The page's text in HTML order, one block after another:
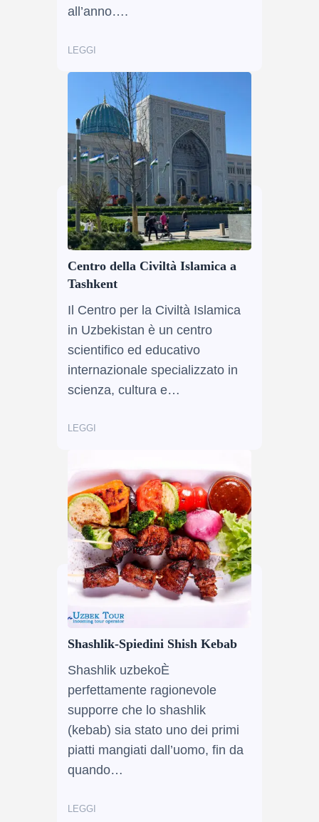
all’anno….
LEGGI
Centro della Civiltà Islamica a
Tashkent
Il Centro per la Civiltà Islamica
in Uzbekistan è un centro
scientifico ed educativo
internazionale specializzato in
scienza, cultura e…
LEGGI
Shashlik-Spiedini Shish Kebab
Shashlik uzbekoÈ
perfettamente ragionevole
supporre che lo shashlik
(kebab) sia stato uno dei primi
piatti mangiati dall’uomo, fin da
quando…
LEGGI